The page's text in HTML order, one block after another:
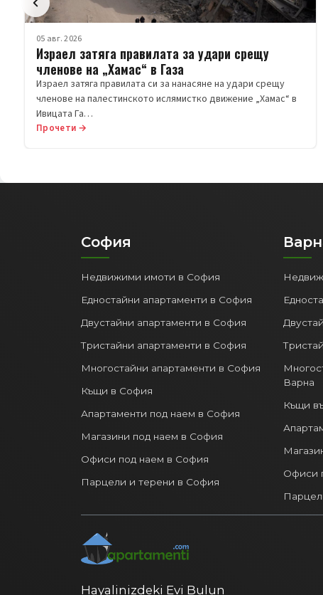
05 авг. 2026
Израел затяга правилата за удари срещу
членове на „Хамас“ в Газа
Израел затяга правилата си за нанасяне на удари срещу
членове на палестинското ислямистко движение „Хамас“ в
Ивицата Га…
Прочети →
София
Недвижими имоти в София
Едностайни апартаменти в София
Двустайни апартаменти в София
Тристайни апартаменти в София
Многостайни апартаменти в София
Къщи в София
Апартаменти под наем в София
Магазини под наем в София
Офиси под наем в София
Парцели и терени в София
Варна
Къщи
Офиси
Hayalinizdeki Evi Bulun